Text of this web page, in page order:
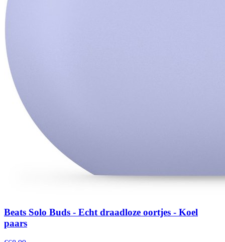
Beats Solo Buds - Echt draadloze oortjes - Koel
paars